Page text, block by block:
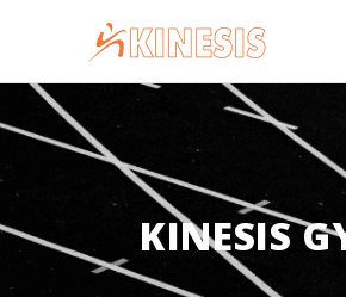
KINESIS